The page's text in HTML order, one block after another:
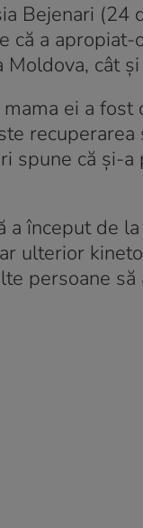
Bejenari (24
că a
Moldova, cât
mama ei a
spune că și-
a început de
ulterior
persoane